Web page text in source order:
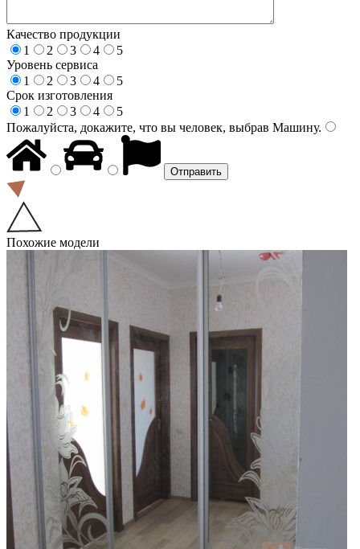
Качество продукции
1
2 3 4
5
Уровень сервиса
1
2 3 4
5
Срок изготовления
1
2 3 4
5
Пожалуйста, докажите, что вы человек, выбрав Машину.
Похожие модели